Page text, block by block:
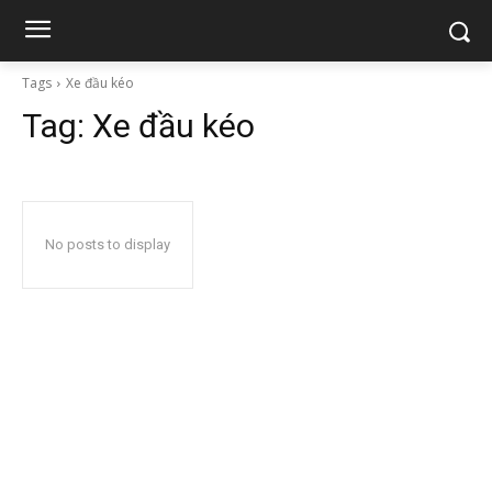
Tags Xe đầu kéo
Tag: Xe đầu kéo
No posts to display